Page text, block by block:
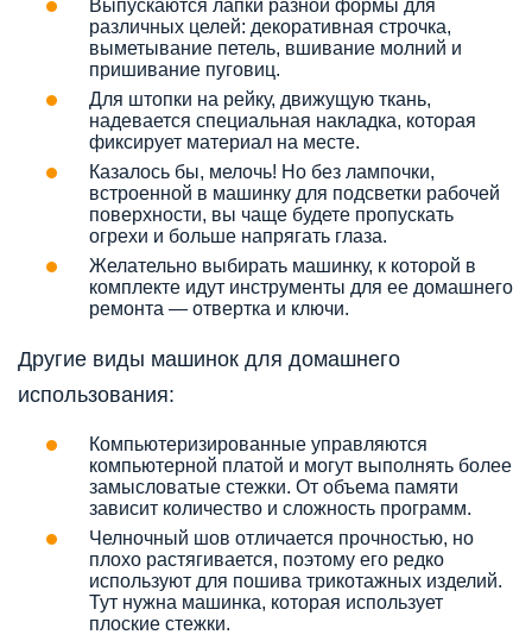
Выпускаются лапки разной формы для
различных целей: декоративная строчка,
выметывание петель, вшивание молний и
пришивание пуговиц.
Для штопки на рейку, движущую ткань,
надевается специальная накладка, которая
фиксирует материал на месте.
Казалось бы, мелочь! Но без лампочки,
встроенной в машинку для подсветки рабочей
поверхности, вы чаще будете пропускать
огрехи и больше напрягать глаза.
Желательно выбирать машинку, к которой в
комплекте идут инструменты для ее домашнего
ремонта — отвертка и ключи.
Другие виды машинок для домашнего
использования:
Компьютеризированные управляются
компьютерной платой и могут выполнять более
замысловатые стежки. От объема памяти
зависит количество и сложность программ.
Челночный шов отличается прочностью, но
плохо растягивается, поэтому его редко
используют для пошива трикотажных изделий.
Тут нужна машинка, которая использует
плоские стежки.